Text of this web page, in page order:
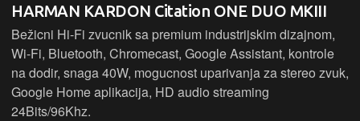
HARMAN KARDON Citation ONE DUO MKIII
Bežicni Hi-Fi zvucnik sa premium industrijskim dizajnom,
Wi-Fi, Bluetooth, Chromecast, Google Assistant, kontrole
na dodir, snaga 40W, mogucnost uparivanja za stereo zvuk,
Google Home aplikacija, HD audio streaming
24Bits/96Khz.